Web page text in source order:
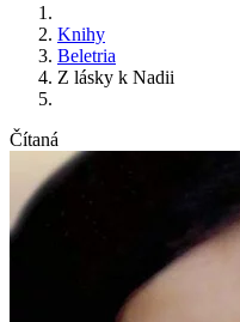
Knihy
Beletria
Z lásky k Nadii
Čítaná